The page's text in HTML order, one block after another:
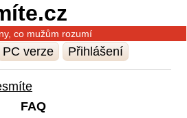
co mužům rozumí
PC verze Přihlášení
FAQ